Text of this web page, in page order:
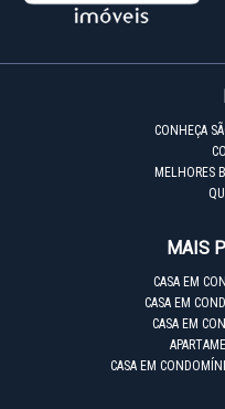
CONHEÇA
MELHORES
MAIS
CASA EM
CASA EM
CASA EM
CASA EM